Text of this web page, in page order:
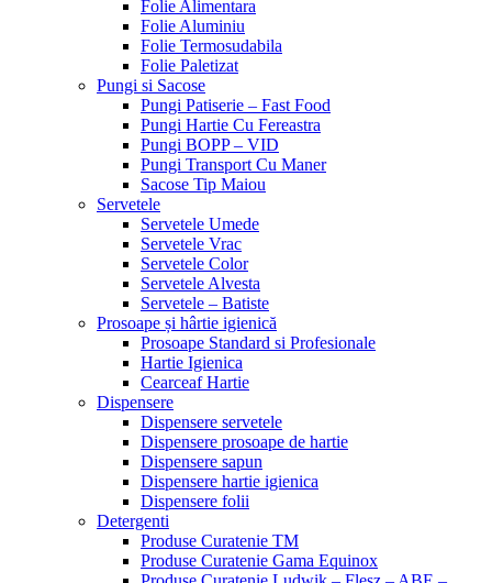
Folie Alimentara
Folie Aluminiu
Folie Termosudabila
Folie Paletizat
Pungi si Sacose
Pungi Patiserie – Fast Food
Pungi Hartie Cu Fereastra
Pungi BOPP – VID
Pungi Transport Cu Maner
Sacose Tip Maiou
Servetele
Servetele Umede
Servetele Vrac
Servetele Color
Servetele Alvesta
Servetele – Batiste
Prosoape și hârtie igienică
Prosoape Standard si Profesionale
Hartie Igienica
Cearceaf Hartie
Dispensere
Dispensere servetele
Dispensere prosoape de hartie
Dispensere sapun
Dispensere hartie igienica
Dispensere folii
Detergenti
Produse Curatenie TM
Produse Curatenie Gama Equinox